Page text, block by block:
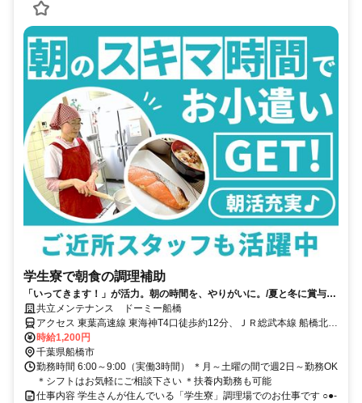
学生寮で朝食の調理補助
「いってきます！」が活力。朝の時間を、やりがいに。/夏と冬に賞与支
給あり！未経験大歓迎♪
共立メンテナンス ドーミー船橋
アクセス 東葉高速線 東海神T4口徒歩約12分、ＪＲ総武本線 船橋北口
徒歩約13分、東武野田線〔アーバンパークライン〕 船橋北口徒歩約
13分
時給1,200円
千葉県船橋市
勤務時間 6:00～9:00（実働3時間） ＊月～土曜の間で週2日～勤務OK
＊シフトはお気軽にご相談下さい ＊扶養内勤務も可能
仕事内容 学生さんが住んでいる「学生寮」調理場でのお仕事です ○●-